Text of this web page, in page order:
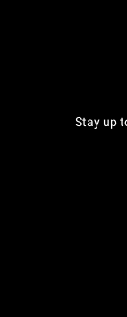
Stay up